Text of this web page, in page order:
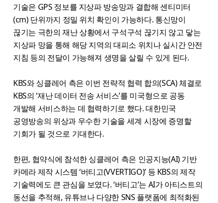
기술은 GPS 정보를 지상파 방송망과 결합해 센티미터
(cm) 단위까지 정밀 위치 확인이 가능하다. 통신망이
끊기는 극한의 재난 상황에서 구석구석 끊기지 않고 닿는
지상파 망을 통해 해당 지역의 대피소 위치나 실시간 안전
지침 등의 전달이 가능해져 생명을 살릴 수 있게 된다.
KBS와 싱클레어 측은 이번 전략적 협력 합의(SCA) 체결로
KBS의 ‘재난 데이터 전송 서비스’를 미국형으로 공동
개발해 서비스하는 데 협력하기로 했다. 대한민국
공영방송의 위상과 우수한 기술을 세계 시장에 증명할
기회가 될 것으로 기대한다.
한편, 협약식에 참석한 싱클레어 측은 인공지능(AI) 기반
카메라 제작 시스템 ‘버티고(VVERTIGO)’ 등 KBS의 제작
기술력에도 큰 관심을 보였다. ‘버티고’는 AI가 아티스트의
동선을 추적해, 유튜브나 다양한 SNS 플랫폼에 최적화된